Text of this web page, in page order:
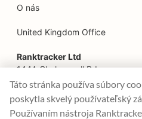
SEO pre reštaurácie Fine
SEO pre reštaurácie
SEO pre kvetinárstva
SEO pre Food Trucks
O nás
United Kingdom Office
Ranktracker Ltd
144A Clerkenwell Rd
London, EC1R 5DF
Company No: 08820809
felix@ranktracker.com
Táto stránka používa súbory
poskytla skvelý používateľský
Používaním nástroja